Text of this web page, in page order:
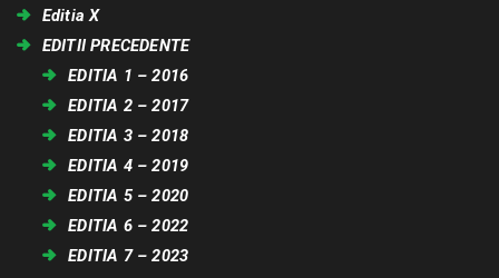
Editia X
EDITII PRECEDENTE
EDITIA 1 – 2016
EDITIA 2 – 2017
EDITIA 3 – 2018
EDITIA 4 – 2019
EDITIA 5 – 2020
EDITIA 6 – 2022
EDITIA 7 – 2023